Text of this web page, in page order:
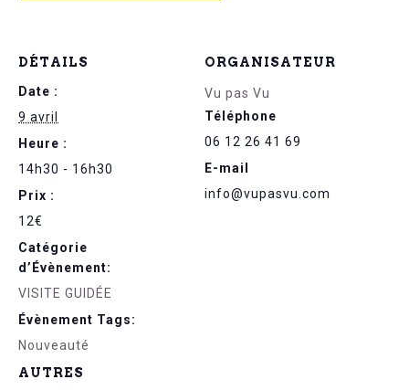
DÉTAILS
Date :
9 avril
Heure :
14h30 - 16h30
Prix :
12€
Catégorie
d’Évènement:
VISITE GUIDÉE
Évènement Tags:
Nouveauté
ORGANISATEUR
Vu pas Vu
Téléphone
06 12 26 41 69
E-mail
info@vupasvu.com
AUTRES